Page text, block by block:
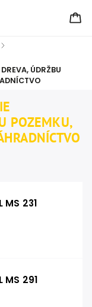
/
ÚDRŽBU
POZEMKU,
231
291